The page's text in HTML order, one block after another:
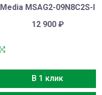
Media MSAG2-09N8C2S-I
12 900 ₽
В 1 клик